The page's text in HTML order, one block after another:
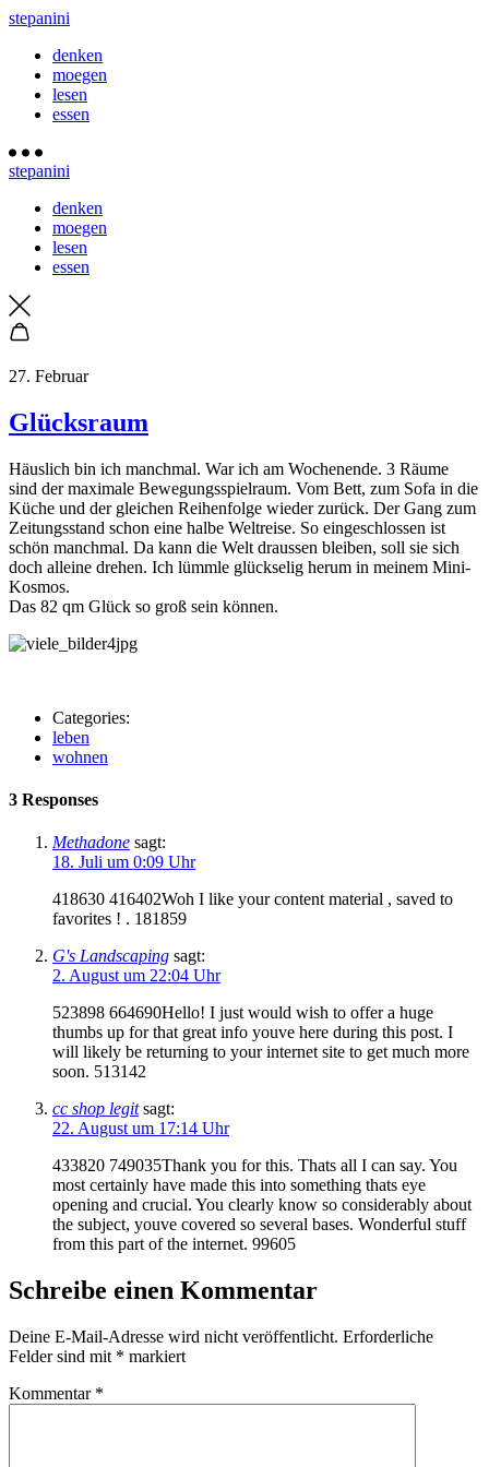
stepanini
denken
moegen
lesen
essen
stepanini
denken
moegen
lesen
essen
27. Februar
Glücksraum
Häuslich bin ich manchmal. War ich am Wochenende. 3 Räume
sind der maximale Bewegungsspielraum. Vom Bett, zum Sofa in die
Küche und der gleichen Reihenfolge wieder zurück. Der Gang zum
Zeitungsstand schon eine halbe Weltreise. So eingeschlossen ist
schön manchmal. Da kann die Welt draussen bleiben, soll sie sich
doch alleine drehen. Ich lümmle glückselig herum in meinem Mini-
Kosmos.
Das 82 qm Glück so groß sein können.
Categories:
leben
wohnen
3 Responses
Methadone sagt:
18. Juli um 0:09 Uhr
418630 416402Woh I like your content material , saved to
favorites ! . 181859
G's Landscaping sagt:
2. August um 22:04 Uhr
523898 664690Hello! I just would wish to offer a huge
thumbs up for that great info youve here during this post. I
will likely be returning to your internet site to get much more
soon. 513142
cc shop legit sagt:
22. August um 17:14 Uhr
433820 749035Thank you for this. Thats all I can say. You
most certainly have made this into something thats eye
opening and crucial. You clearly know so considerably about
the subject, youve covered so several bases. Wonderful stuff
from this part of the internet. 99605
Schreibe einen Kommentar
Deine E-Mail-Adresse wird nicht veröffentlicht. Erforderliche
Felder sind mit * markiert
Kommentar *